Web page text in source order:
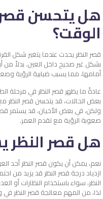
هل يتحسن قصر
الوقت؟
قصر النظر يحدث عندما يتغير شكل
بشكل غير صحيح داخل العين. بدلاً من
أمامها، مما يسبب ضبابية الرؤية
عادةً ما يظهر قصر النظر في مرحلة
بعض الحالات، قد يتحسن قصر النظر
ولكن، في بعض الأحيان، قد يستمر
صعوبة الرؤية مع تقدم العمر.
هل قصر النظر
نعم، يمكن أن يكون قصر النظر أحد
ازدياد درجة قصر النظر قد يزيد من
النظر، سواء باستخدام النظارات أو
لذا، من المهم معالجة قصر النظر